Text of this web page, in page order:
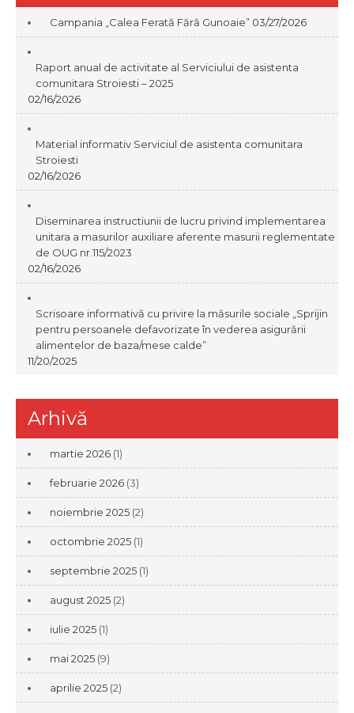
Campania „Calea Ferată Fără Gunoaie” 03/27/2026
Raport anual de activitate al Serviciului de asistenta
comunitara Stroiesti – 2025
02/16/2026
Material informativ Serviciul de asistenta comunitara
Stroiesti
02/16/2026
Diseminarea instructiunii de lucru privind implementarea
unitara a masurilor auxiliare aferente masurii reglementate
de OUG nr.115/2023
02/16/2026
Scrisoare informativă cu privire la măsurile sociale „Sprijin
pentru persoanele defavorizate în vederea asigurării
alimentelor de baza/mese calde”
11/20/2025
Arhivă
martie 2026 (1)
februarie 2026 (3)
noiembrie 2025 (2)
octombrie 2025 (1)
septembrie 2025 (1)
august 2025 (2)
iulie 2025 (1)
mai 2025 (9)
aprilie 2025 (2)